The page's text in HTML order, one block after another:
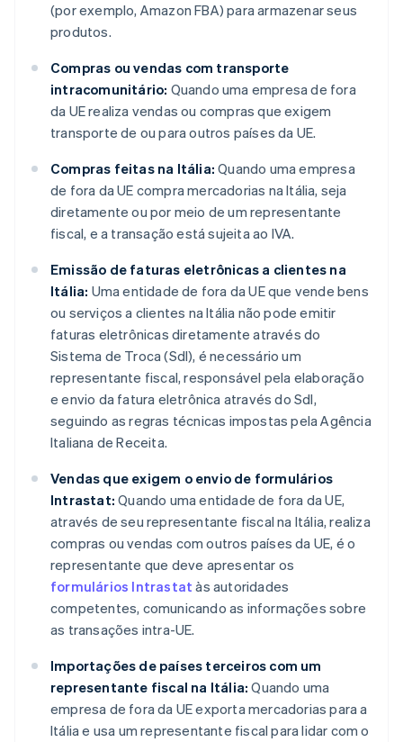
(por exemplo, Amazon FBA) para armazenar seus
produtos.
Compras ou vendas com transporte
intracomunitário: Quando uma empresa de fora
da UE realiza vendas ou compras que exigem
transporte de ou para outros países da UE.
Compras feitas na Itália: Quando uma empresa
de fora da UE compra mercadorias na Itália, seja
diretamente ou por meio de um representante
fiscal, e a transação está sujeita ao IVA.
Emissão de faturas eletrônicas a clientes na
Itália: Uma entidade de fora da UE que vende bens
ou serviços a clientes na Itália não pode emitir
faturas eletrônicas diretamente através do
Sistema de Troca (SdI), é necessário um
representante fiscal, responsável pela elaboração
e envio da fatura eletrônica através do SdI,
seguindo as regras técnicas impostas pela Agência
Italiana de Receita.
Vendas que exigem o envio de formulários
Intrastat: Quando uma entidade de fora da UE,
através de seu representante fiscal na Itália, realiza
compras ou vendas com outros países da UE, é o
representante que deve apresentar os
formulários Intrastat às autoridades
competentes, comunicando as informações sobre
as transações intra-UE.
Importações de países terceiros com um
representante fiscal na Itália: Quando uma
empresa de fora da UE exporta mercadorias para a
Itália e usa um representante fiscal para lidar com o